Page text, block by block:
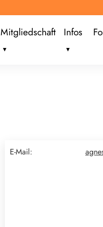
Mitgliedschaft Infos
E-Mail: